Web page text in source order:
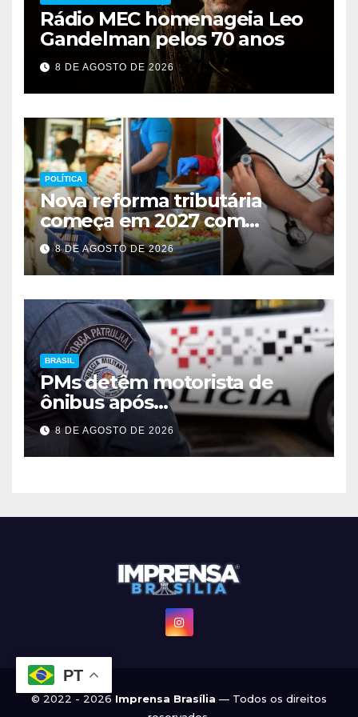
Rádio MEC homenageia Leo
Gandelman pelos 70 anos
8 DE AGOSTO DE 2026
POLÍTICA
Nova reforma tributária
começa em 2027 com
impostos sobre consumo
8 DE AGOSTO DE 2026
BRASIL
PMs detêm motorista de
ônibus após
desentendimento em SP
8 DE AGOSTO DE 2026
© 2022 - 2026 Imprensa Brasília — Todos os direitos
PT